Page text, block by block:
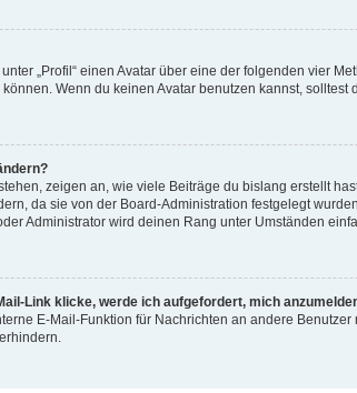
„Profil“ einen Avatar über eine der folgenden vier
Wenn du keinen Avatar benutzen kannst,
zeigen an, wie viele Beiträge du bislang erstellt
da sie von der Board-Administration festgelegt
Administrator wird deinen Rang unter Umständen
Link klicke, werde ich aufgefordert, mich
E-Mail-Funktion für Nachrichten an andere